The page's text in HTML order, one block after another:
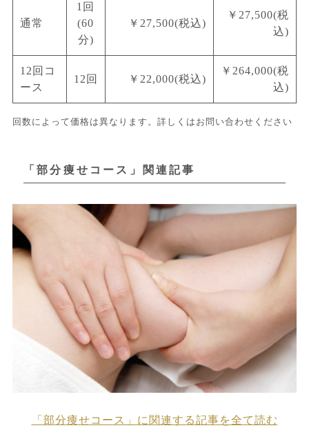
通常
1回
(60
分)
￥27,500(税込)
￥27,500(税
込)
12回コ
ース
12回 ￥22,000(税込)
￥264,000(税
込)
回数によって価格は異なります。詳しくはお問い合わせください
「部分痩せコース」関連記事
「部分痩せコース」に関連する記事を全て読む